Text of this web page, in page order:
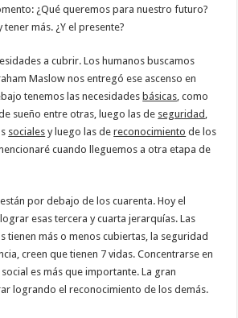
¿Qué queremos para nuestro futuro?
más. ¿Y el presente?
a cubrir. Los humanos buscamos
Maslow nos entregó ese ascenso en
tenemos las necesidades básicas, como
sueño entre otras, luego las de seguridad ,
sociales y luego las dereconocimiento de los
cuando lleguemos a otra etapa de
por debajo de los cuarenta. Hoy el
esas tercera y cuarta jerarquías. Las
tienen más o menos cubiertas, la seguridad
creen que tienen 7 vidas. Concentrarse en
es más que importante. La gran
logrando el reconocimiento de los demás.